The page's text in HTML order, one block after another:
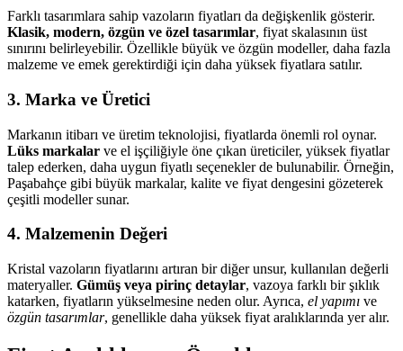
Farklı tasarımlara sahip vazoların fiyatları da değişkenlik gösterir.
Klasik, modern, özgün ve özel tasarımlar, fiyat skalasının üst
sınırını belirleyebilir. Özellikle büyük ve özgün modeller, daha fazla
malzeme ve emek gerektirdiği için daha yüksek fiyatlara satılır.
3. Marka ve Üretici
Markanın itibarı ve üretim teknolojisi, fiyatlarda önemli rol oynar.
Lüks markalar ve el işçiliğiyle öne çıkan üreticiler, yüksek fiyatlar
talep ederken, daha uygun fiyatlı seçenekler de bulunabilir. Örneğin,
Paşabahçe gibi büyük markalar, kalite ve fiyat dengesini gözeterek
çeşitli modeller sunar.
4. Malzemenin Değeri
Kristal vazoların fiyatlarını artıran bir diğer unsur, kullanılan değerli
materyaller. Gümüş veya pirinç detaylar, vazoya farklı bir şıklık
katarken, fiyatların yükselmesine neden olur. Ayrıca, el yapımı ve
özgün tasarımlar, genellikle daha yüksek fiyat aralıklarında yer alır.